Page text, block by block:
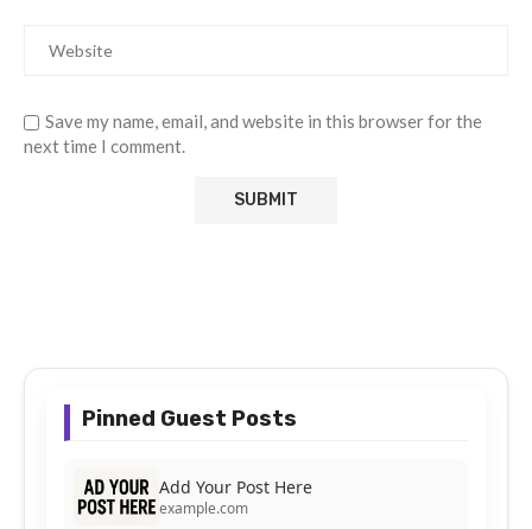
Save my name, email, and website in this browser for the
next time I comment.
Pinned Guest Posts
Add Your Post Here
example.com